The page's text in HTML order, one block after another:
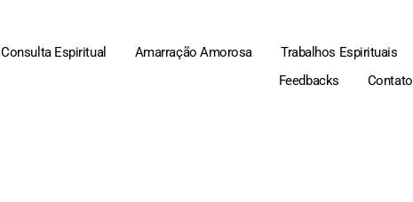
Consulta Espiritual Amarração Amorosa Trabalhos Espirituais
Feedbacks
Contato